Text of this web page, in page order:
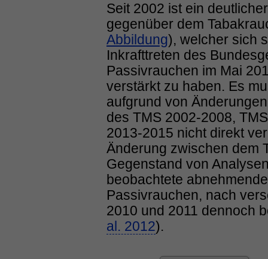
Seit 2002 ist ein
gegenüber dem
Abbildung), welcher sich
Inkrafttreten des
Passivrauchen im Mai
verstärkt zu haben. Es
aufgrund von
des TMS 2002-2008,
2013-2015 nicht direkt
Änderung zwischen dem
Gegenstand von
beobachtete
Passivrauchen, nach
2010 und 2011 dennoch
al. 2012).